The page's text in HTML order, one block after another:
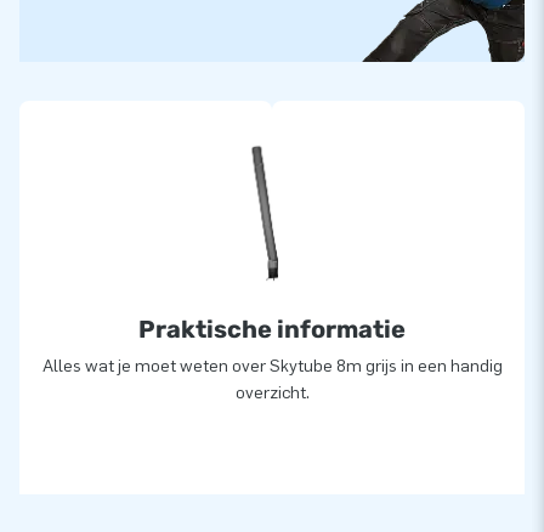
Praktische informatie
Alles wat je moet weten over Skytube 8m grijs in een handig
overzicht.